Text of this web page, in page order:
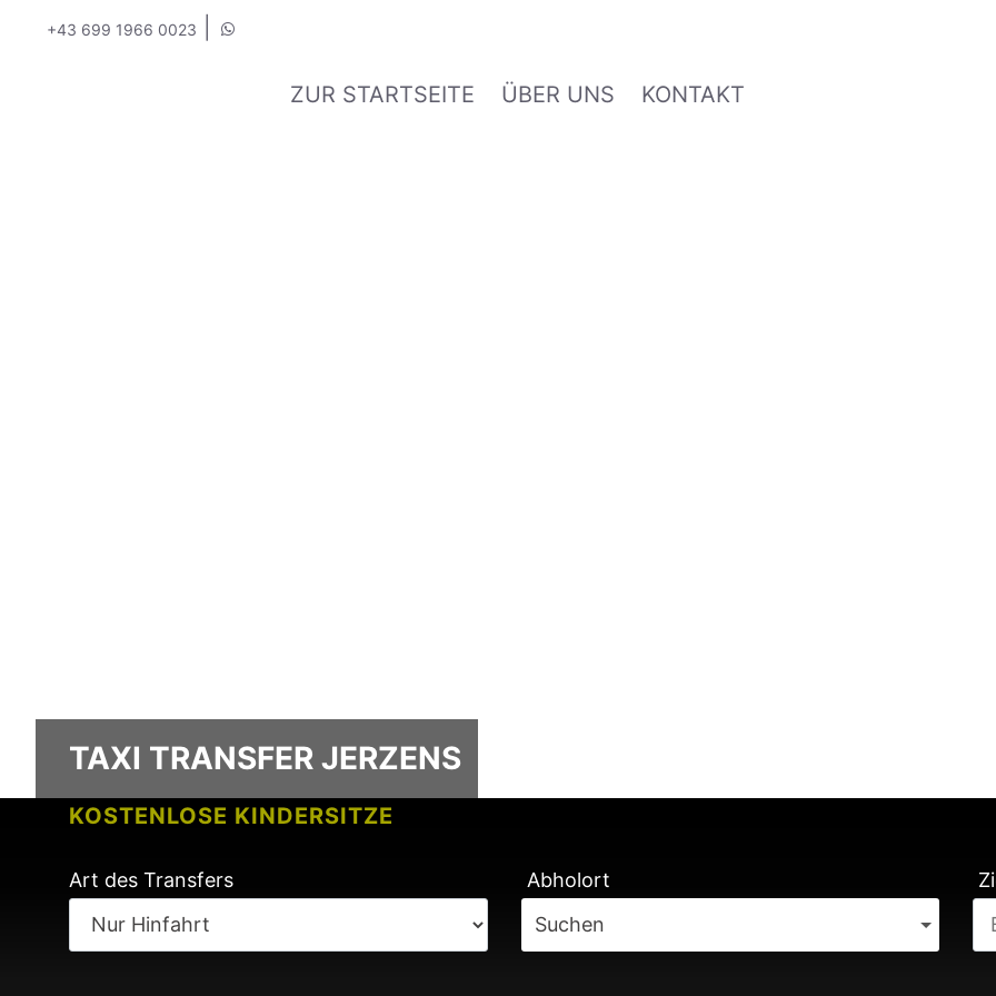
+43 699 1966 0023
ZUR STARTSEITE ÜBER UNS KONTAKT
KOSTENLOSE KINDERSITZE
KEINE GEBÜHREN BEI FLUGVERSPÄTUNG
TAXI TRANSFER JERZENS
Art des Transfers
Abholort
Suchen